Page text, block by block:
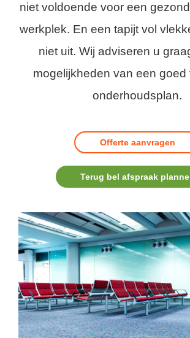
niet voldoende voor een
werkplek. En een tapijt vol
niet uit. Wij adviseren u
mogelijkheden van een goed
onderhoudsplan.
Offerte aanvragen
Terug bel afspraak